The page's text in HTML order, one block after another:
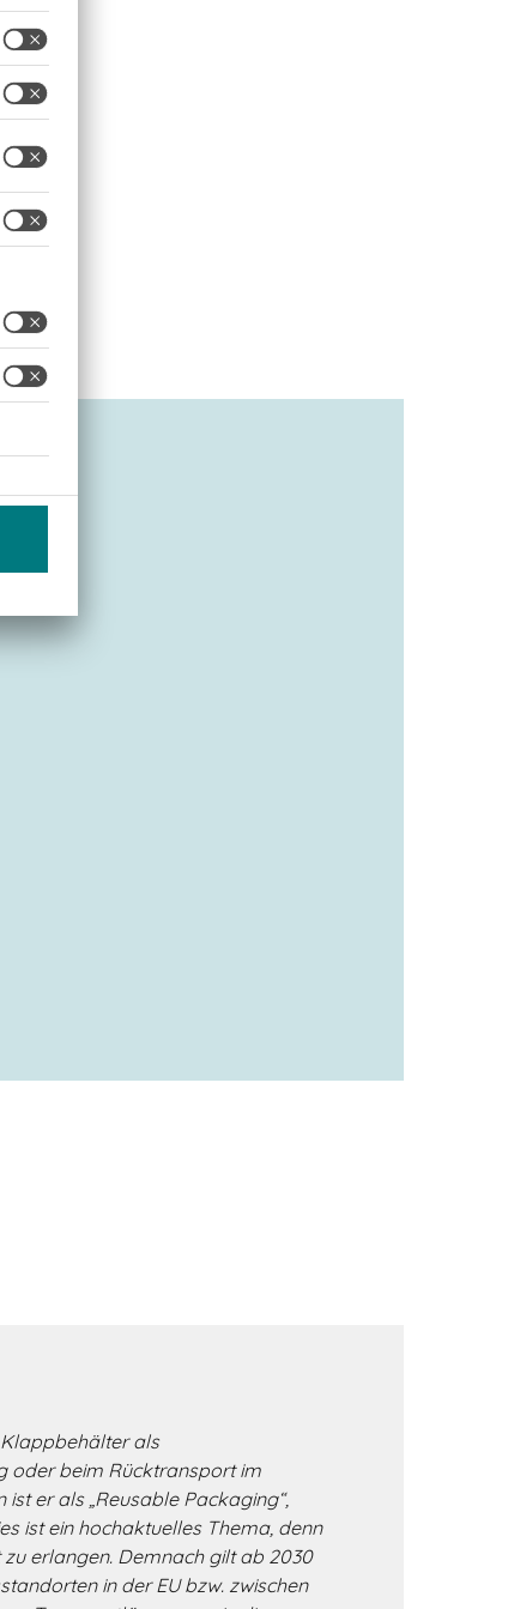
als
oder beim Rücktransport im
er als „Reusable Packaging“,
ist ein hochaktuelles Thema, denn
erlangen. Demnach gilt ab 2030
in der EU bzw. zwischen